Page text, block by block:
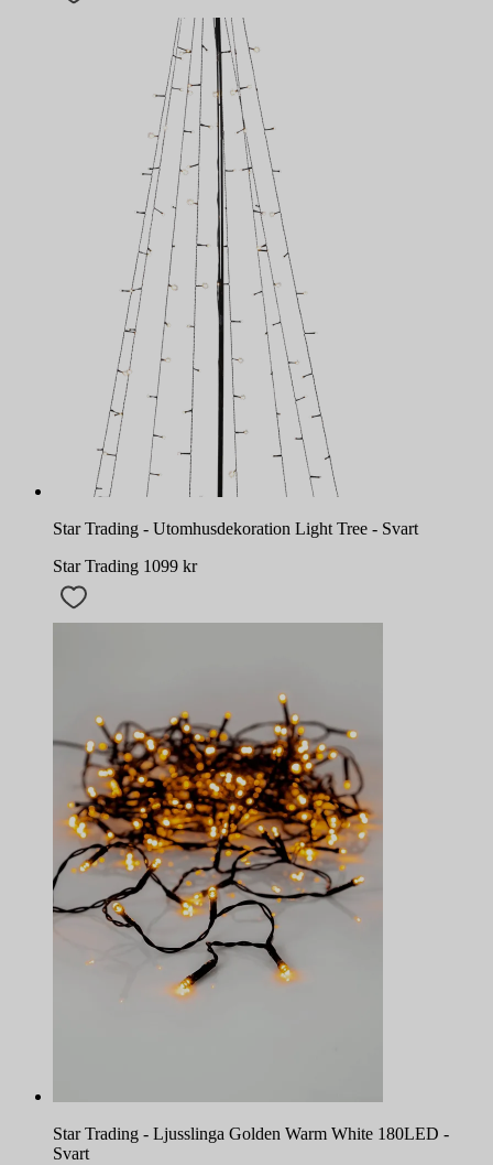
Star Trading - Utomhusdekoration Light Tree - Svart
Star Trading 1099 kr
Star Trading - Ljusslinga Golden Warm White 180LED -
Svart